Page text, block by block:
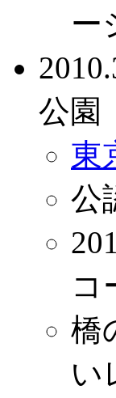
ー
公園
東
公
コ
橋
い